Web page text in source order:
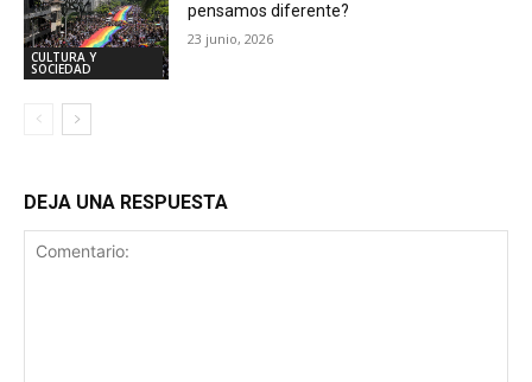
CULTURA Y
SOCIEDAD
pensamos diferente?
23 junio, 2026
DEJA UNA RESPUESTA